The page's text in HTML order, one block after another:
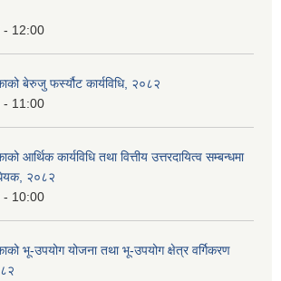
- 12:00
बेरुजु फर्स्यौट कार्यविधि, २०८२
- 11:00
आर्थिक कार्यविधि तथा वित्तीय उत्तरदायित्व सम्बन्धमा
२०८२
- 10:00
भू-उपयोग योजना तथा भू-उपयोग क्षेत्र वर्गिकरण